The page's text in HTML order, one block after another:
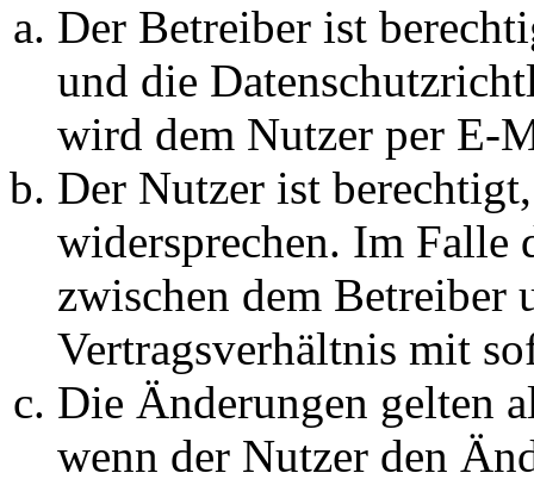
Der Betreiber ist
und die
wird dem Nutzer per E-
Der Nutzer ist
widersprechen. Im Falle
zwischen dem Betreiber
Vertragsverhältnis mit
Die Änderungen gelten
wenn der Nutzer den